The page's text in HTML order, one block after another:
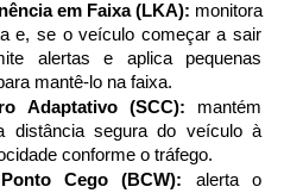
em Faixa (LKA): monitora
e, se o veículo começar a sair
alertas e aplica pequenas
mantê-lo na faixa.
Adaptativo (SCC): mantém
distância segura do veículo à
conforme o tráfego.
Cego (BCW): alerta o